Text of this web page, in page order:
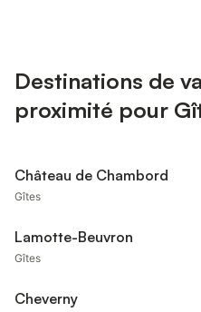
Destinations de
proximité pour
Château de Chambord
Gîtes
Lamotte-Beuvron
Gîtes
Cheverny